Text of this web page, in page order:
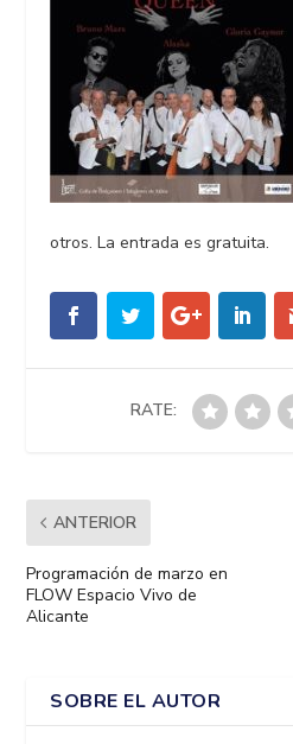
otros. La entrada es gratuita.
RATE:
ANTERIOR
Programación de marzo en
FLOW Espacio Vivo de
Alicante
SOBRE EL AUTOR